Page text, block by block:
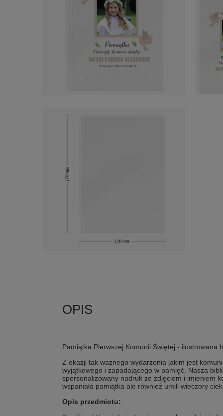
Pamiątka Pierwszej Komunii Świętej - ilustrowana
Z okazji tak ważnego wydarzenia jakim jest
wyjątkowego i zapadającego w pamięć. Nasza
spersonalizowany nadruk ze zdjęciem i imieniem
wspaniała pamiątka ale również umili wieczory
Opis przedmiotu: